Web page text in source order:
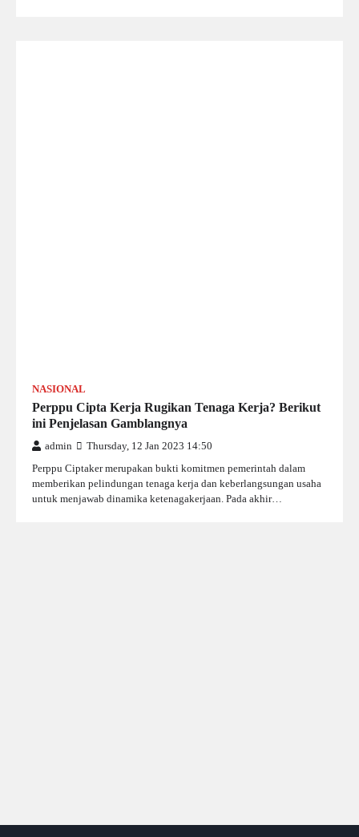
NASIONAL
Perppu Cipta Kerja Rugikan Tenaga Kerja? Berikut
ini Penjelasan Gamblangnya
admin Thursday, 12 Jan 2023 14:50
Perppu Ciptaker merupakan bukti komitmen pemerintah dalam
memberikan pelindungan tenaga kerja dan keberlangsungan usaha
untuk menjawab dinamika ketenagakerjaan. Pada akhir…